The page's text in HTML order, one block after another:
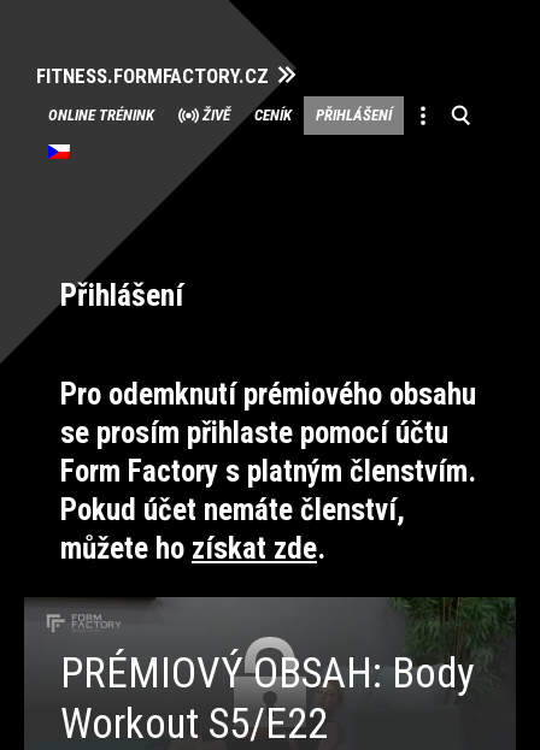
FITNESS.FORMFACTORY.CZ
Přeskočit
na
obsah
ONLINE TRÉNINK ŽIVĚ CENÍK PŘIHLÁŠENÍ
Přihlášení
Pro odemknutí prémiového obsahu
se prosím přihlaste pomocí účtu
Form Factory s platným členstvím.
Pokud účet nemáte členství,
můžete ho získat zde.
PRÉMIOVÝ OBSAH: Body
Workout S5/E22